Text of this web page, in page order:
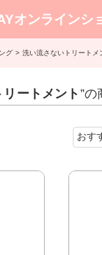
オンラインシ
グ 洗い流さないトリートメ
ートメント ”の